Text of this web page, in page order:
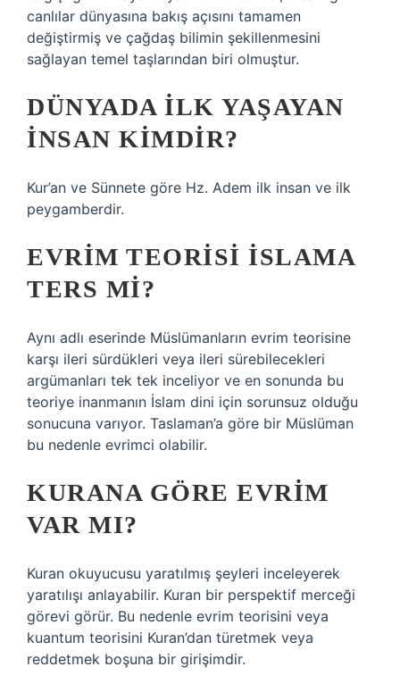
canlılar dünyasına bakış açısını tamamen
değiştirmiş ve çağdaş bilimin şekillenmesini
sağlayan temel taşlarından biri olmuştur.
DÜNYADA ILK YAŞAYAN
INSAN KIMDIR?
Kur’an ve Sünnete göre Hz. Adem ilk insan ve ilk
peygamberdir.
EVRIM TEORISI İSLAMA
TERS MI?
Aynı adlı eserinde Müslümanların evrim teorisine
karşı ileri sürdükleri veya ileri sürebilecekleri
argümanları tek tek inceliyor ve en sonunda bu
teoriye inanmanın İslam dini için sorunsuz olduğu
sonucuna varıyor. Taslaman’a göre bir Müslüman
bu nedenle evrimci olabilir.
KURANA GÖRE EVRIM
VAR MI?
Kuran okuyucusu yaratılmış şeyleri inceleyerek
yaratılışı anlayabilir. Kuran bir perspektif merceği
görevi görür. Bu nedenle evrim teorisini veya
kuantum teorisini Kuran’dan türetmek veya
reddetmek boşuna bir girişimdir.